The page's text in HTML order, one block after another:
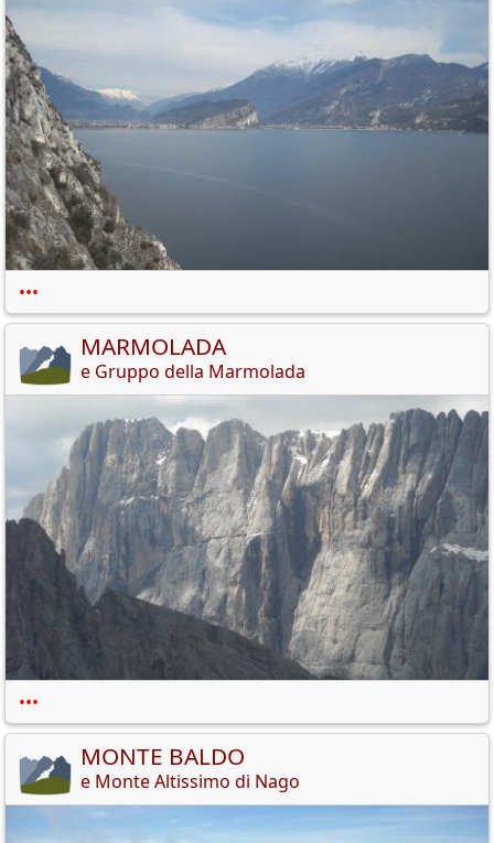
•••
MARMOLADA
e Gruppo della Marmolada
•••
MONTE BALDO
e Monte Altissimo di Nago